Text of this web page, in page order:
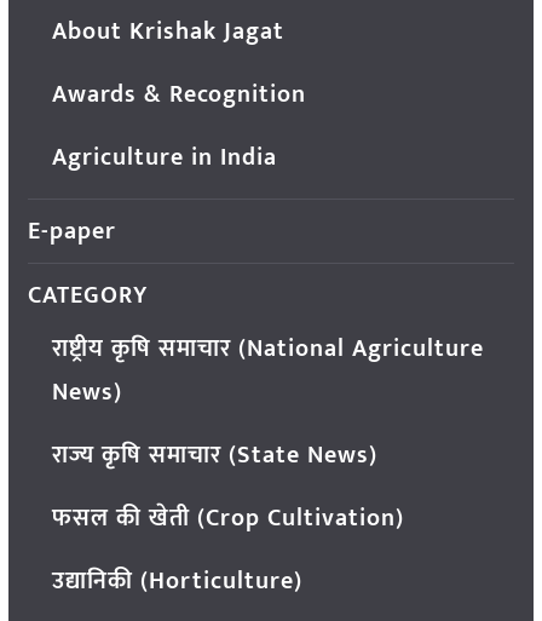
About Krishak Jagat
Awards & Recognition
Agriculture in India
E-paper
CATEGORY
राष्ट्रीय कृषि समाचार (National Agriculture
News)
राज्य कृषि समाचार (State News)
फसल की खेती (Crop Cultivation)
उद्यानिकी (Horticulture)